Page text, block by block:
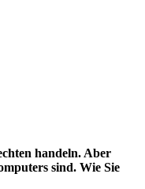
handeln. Aber
sind. Wie Sie